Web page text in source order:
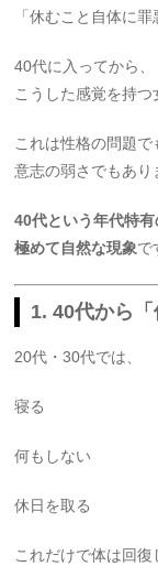
「休むこと自体に罪
40代に入ってから、
こうした感覚を持つ
これは性格の問題で
意志の弱さでもあり
40代という年代特有
極めて自然な現象で
1. 40代から
20代・30代では、
寝る
何もしない
休日を取る
これだけで体は回復